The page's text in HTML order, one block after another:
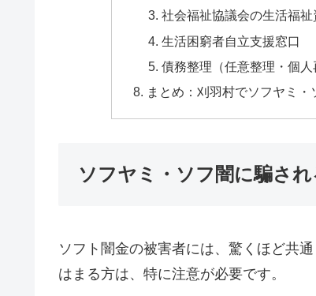
社会福祉協議会の生活福
生活困窮者自立支援窓口
債務整理（任意整理・個人
まとめ：刈羽村でソフヤミ
ソフヤミ・ソフ闇に騙さ
ソフト闇金の被害者には、驚くほど共
はまる方は、特に注意が必要です。